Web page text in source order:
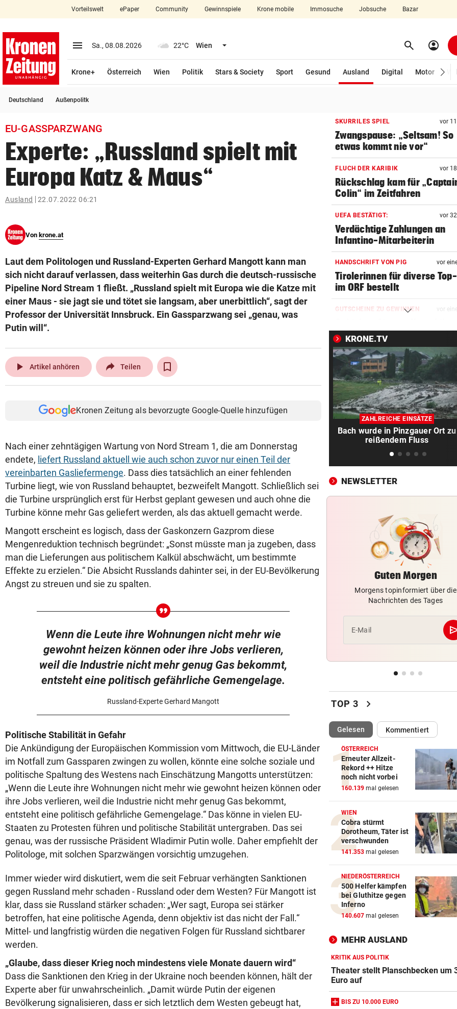
closeSchließen
account_circle Anmelden
arrow_right
bookmark
Suchbegriff
eingeben
© Krone Multimedia GmbH & Co KG 2026
Vorteilswelt ePaper Community Gewinnspiele Krone mobile Immosuche Jobsuche Bazar
menu Menü aufklappen
Sa., 08.08.2026 22°C Wien Menü aufklappen search Suchen
account_circle
Krone+ Österreich Wien Politik Stars & Society Sport Gesund Ausland
Digital
Motor
Deutschland Außenpolitk
EU-GASSPARZWANG
Experte: „Russland spielt mit
Europa Katz & Maus“
Ausland 22.07.2022 06:21
Von krone.at
Laut dem Politologen und Russland-Experten Gerhard Mangott kann man
sich nicht darauf verlassen, dass weiterhin Gas durch die deutsch-russische
Pipeline Nord Stream 1 fließt. „Russland spielt mit Europa wie die Katze mit
einer Maus - sie jagt sie und tötet sie langsam, aber unerbittlich“, sagt der
Professor der Universität Innsbruck. Ein Gassparzwang sei „genau, was
Putin will“.
play_arrow Artikel anhören Teilen
Kronen Zeitung als bevorzugte Google-Quelle hinzufügen
Nach einer zehntägigen Wartung von Nord Stream 1, die am Donnerstag
endete, liefert Russland aktuell wie auch schon zuvor nur einen Teil der
vereinbarten Gasliefermenge. Dass dies tatsächlich an einer fehlenden
Turbine liegt, wie von Russland behauptet, bezweifelt Mangott. Schließlich sei
die Turbine ursprünglich erst für Herbst geplant gewesen und auch ohne die
Turbine könne mehr Gas geliefert werden, als das aktuell gemacht werde.
Mangott erscheint es logisch, dass der Gaskonzern Gazprom diese
Mengenreduktion technisch begründet: „Sonst müsste man ja zugeben, dass
man die Lieferungen aus politischem Kalkül abschwächt, um bestimmte
Effekte zu erzielen.“ Die Absicht Russlands dahinter sei, in der EU-Bevölkerung
Angst zu streuen und sie zu spalten.
Wenn die Leute ihre Wohnungen nicht mehr wie
gewohnt heizen können oder ihre Jobs verlieren,
weil die Industrie nicht mehr genug Gas bekommt,
entsteht eine politisch gefährliche Gemengelage.
Russland-Experte Gerhard Mangott
Politische Stabilität in Gefahr
Die Ankündigung der Europäischen Kommission vom Mittwoch, die EU-Länder
im Notfall zum Gassparen zwingen zu wollen, könnte eine solche soziale und
politische Spaltung des Westens nach Einschätzung Mangotts unterstützen:
„Wenn die Leute ihre Wohnungen nicht mehr wie gewohnt heizen können oder
ihre Jobs verlieren, weil die Industrie nicht mehr genug Gas bekommt,
entsteht eine politisch gefährliche Gemengelage.“ Das könne in vielen EU-
Staaten zu Protesten führen und politische Stabilität untergraben. Das sei
genau, was der russische Präsident Wladimir Putin wolle. Daher empfiehlt der
Politologe, mit solchen Sparzwängen vorsichtig umzugehen.
Immer wieder wird diskutiert, wem die seit Februar verhängten Sanktionen
gegen Russland mehr schaden - Russland oder dem Westen? Für Mangott ist
klar, dass sie Russland stärker schaden: „Wer sagt, Europa sei stärker
betroffen, hat eine politische Agenda, denn objektiv ist das nicht der Fall.“
Mittel- und langfristig würden die negativen Folgen für Russland sichtbarer
werden.
„Glaube, dass dieser Krieg noch mindestens viele Monate dauern wird“
Dass die Sanktionen den Krieg in der Ukraine noch beenden können, hält der
Experte aber für unwahrscheinlich. „Damit würde Putin der eigenen
Bevölkerung signalisieren, dass er sich letztlich dem Westen gebeugt hat,
SKURRILES SPIEL vor
Zwangspause: „Seltsam! So
etwas kommt nie vor“
FLUCH DER KARIBIK vor
Rückschlag kam für
Colin“ im Zeitfahren
UEFA BESTÄTIGT: vor
Verdächtige Zahlungen an
Infantino-Mitarbeiterin
HANDSCHRIFT VON PIG vor
Tirolerinnen für diverse
im ORF bestellt
GUTSCHEINE ZU GEWINNEN vor
Katzenfoto!
NOCH IMMER OHNE PASS vor
GZSZ-Star Olivia über ihr
Österreich
VORSCHLAG FÜR ROUTE vor
Land Salzburg hält dem S-
Bahn frei
Wie Bezirksvorsteher
der MA 7 scheitert
4933,33 € VON BLINDEM vor
und weiter geht‘s
UMBAU IM STADION vor
Druck kennt die SV Ried
einzig vom Klo
TROTZDEM STARK BEI EM vor
Beim Spazieren am Kopf
„War echt blöd“
vor
soll abschieben
Pfeifkonzert? „Habe für den
alles gegeben!“
LISL PERKAUS
Wienerin stieß vor 100
Rekord für Ewigkeit
NACH FRANKFURT-WECHSEL vor
Klepeisz:
ich haben wollte“
ANDREAS HERZOG: vor
„Nur Pflicht erfüllt,
Ausrufezeichen!“
VERATSCHNIG GEGEN „EX“
Bullen-Ass: „Dann würde
gegen den WAC jubeln!“
„EXTREM ANSTRENGEND“ vor
„Südsudan ist vergessen“
MÜHSAME ENERGIEWENDE vor
Heikler Kraftakt: Neue
brauchen Geduld
KRONE.TV
ZAHLREICHE EINSÄTZE
Bach wurde in Pinzgauer Ort zu
reißendem Fluss
NEWSLETTER
Guten Morgen
Morgens topinformiert über die
Nachrichten des Tages
E-Mail
TOP 3 chevron_right
Gelesen(ausgewählt)Kommentiert
ÖSTERREICH
Erneuter Allzeit-
Rekord ++ Hitze
noch nicht vorbei
160.139 mal gelesen
WIEN
Cobra stürmt
Dorotheum, Täter ist
verschwunden
141.353 mal gelesen
NIEDERÖSTERREICH
500 Helfer kämpfen
bei Gluthitze gegen
Inferno
140.607 mal gelesen
MEHR AUSLAND
KRITIK AUS POLITIK
Theater stellt Planschbecken um
Euro auf
BIS ZU 10.000 EURO